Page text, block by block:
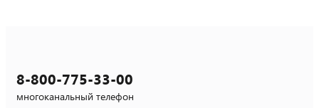
8-800-775-33-00
многоканальный телефон